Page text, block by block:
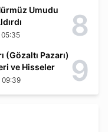
Umudu
8
(Gözaltı Pazarı)
ve Hisseler
09:39 9